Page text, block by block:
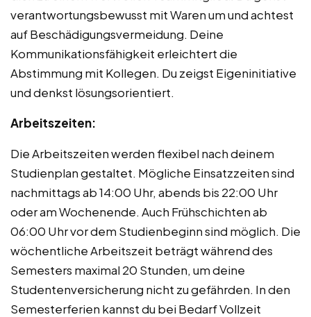
verantwortungsbewusst mit Waren um und achtest
auf Beschädigungsvermeidung. Deine
Kommunikationsfähigkeit erleichtert die
Abstimmung mit Kollegen. Du zeigst Eigeninitiative
und denkst lösungsorientiert.
Arbeitszeiten:
Die Arbeitszeiten werden flexibel nach deinem
Studienplan gestaltet. Mögliche Einsatzzeiten sind
nachmittags ab 14:00 Uhr, abends bis 22:00 Uhr
oder am Wochenende. Auch Frühschichten ab
06:00 Uhr vor dem Studienbeginn sind möglich. Die
wöchentliche Arbeitszeit beträgt während des
Semesters maximal 20 Stunden, um deine
Studentenversicherung nicht zu gefährden. In den
Semesterferien kannst du bei Bedarf Vollzeit